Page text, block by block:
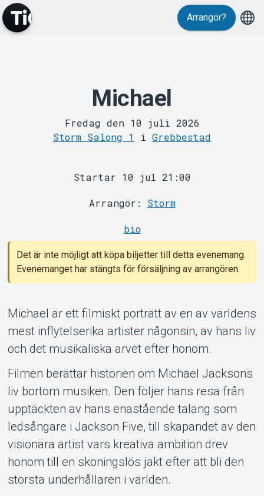
Evenemang
MyTickster
Support
Om Tickster
Arrangör?
Michael
Fredag den 10 juli 2026
Storm Salong 1
i Grebbestad
Startar 10 jul 21:00
Arrangör: Storm
bio
Det är inte möjligt att köpa biljetter till detta evenemang.
Evenemanget har stängts för försäljning av arrangören.
Michael är ett filmiskt porträtt av en av världens
mest inflytelserika artister någonsin, av hans liv
och det musikaliska arvet efter honom.
Filmen berättar historien om Michael Jacksons
liv bortom musiken. Den följer hans resa från
upptäckten av hans enastående talang som
ledsångare i Jackson Five, till skapandet av den
visionära artist vars kreativa ambition drev
honom till en skoningslös jakt efter att bli den
största underhållaren i världen.